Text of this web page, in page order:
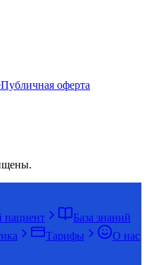
Публичная оферта
пациент
База знаний
Тарифы О нас